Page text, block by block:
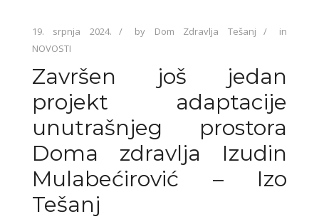
19. srpnja 2024. by Dom Zdravlja Tešanj
in
NOVOSTI
Završen još jedan
projekt adaptacije
unutrašnjeg prostora
Doma zdravlja Izudin
Mulabećirović – Izo
Tešanj